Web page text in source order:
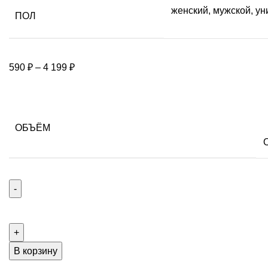
ПОЛ
женский, мужской,
590 ₽ – 4 199 ₽
ОБЪЁМ
В корзину